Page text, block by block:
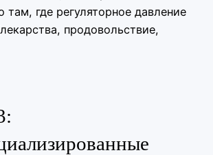
там, где регуляторное давление
продовольствие,